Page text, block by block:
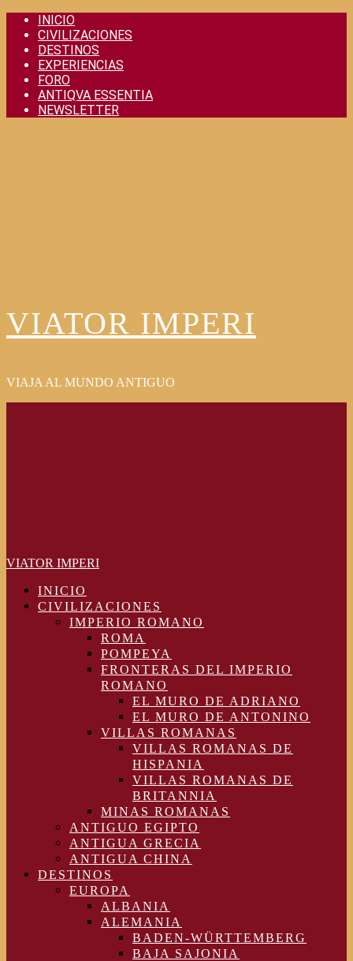
Skip
content
INICIO
CIVILIZACIONES
DESTINOS
EXPERIENCIAS
FORO
ANTIQVA ESSENTIA
NEWSLETTER
VIATOR IMPERI
VIAJA AL MUNDO ANTIGUO
VIATOR IMPERI
INICIO
CIVILIZACIONES
IMPERIO ROMANO
ROMA
POMPEYA
FRONTERAS DEL IMPERIO
ROMANO
EL MURO DE ADRIANO
EL MURO DE ANTONINO
VILLAS ROMANAS
VILLAS ROMANAS DE
HISPANIA
VILLAS ROMANAS DE
BRITANNIA
MINAS ROMANAS
ANTIGUO EGIPTO
ANTIGUA GRECIA
ANTIGUA CHINA
DESTINOS
EUROPA
ALBANIA
ALEMANIA
BADEN-WÜRTTEMBERG
BAJA SAJONIA